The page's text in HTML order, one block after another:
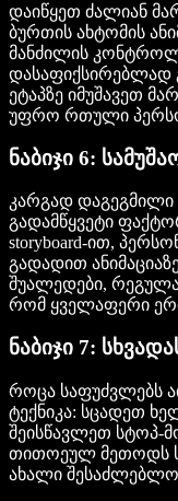
დაიწყეთ ძალიან
ბურთის ახტომის
მანძილის
დასაფიქსირებლად
ეტაპზე იმუშავეთ
უფრო რთული
ნაბიჯი 6:
კარგად დაგეგმილი
გადამწყვეტი
storyboard-ით,
გადადით
შუალედები,
რომ ყველაფერი
ნაბიჯი 7:
როცა საფუძვლებს
ტექნიკა: სცადეთ
შეისწავლეთ სტოპ-
თითოეულ მეთოდს
ახალი